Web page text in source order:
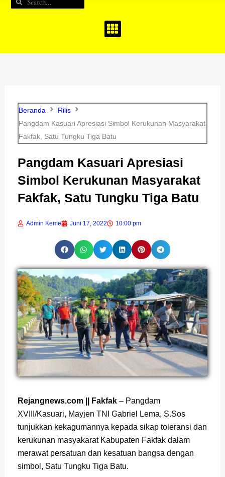
Beranda
Rilis
Pangdam Kasuari Apresiasi Simbol Kerukunan Masyarakat
Fakfak, Satu Tungku Tiga Batu
Pangdam Kasuari Apresiasi
Simbol Kerukunan Masyarakat
Fakfak, Satu Tungku Tiga Batu
Admin Keme Juni 17, 2022 10:00 pm
Rejangnews.com || Fakfak– Pangdam
XVIII/Kasuari, Mayjen TNI Gabriel Lema, S.Sos
tunjukkan kekagumannya kepada sikap toleransi dan
kerukunan masyakarat Kabupaten Fakfak dalam
merawat persatuan dan kesatuan bangsa dengan
simbol, Satu Tungku Tiga Batu.